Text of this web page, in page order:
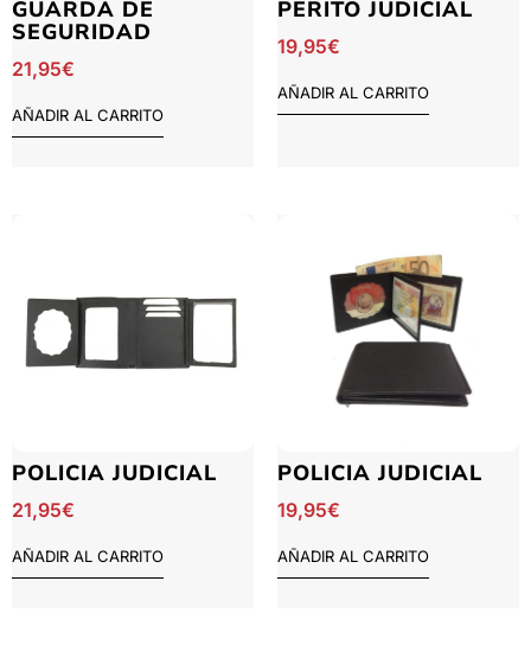
GUARDA DE
SEGURIDAD
21,95€
AÑADIR AL CARRITO
PERITO JUDICIAL
19,95€
AÑADIR AL CARRITO
POLICIA JUDICIAL
21,95€
AÑADIR AL CARRITO
POLICIA JUDICIAL
19,95€
AÑADIR AL CARRITO